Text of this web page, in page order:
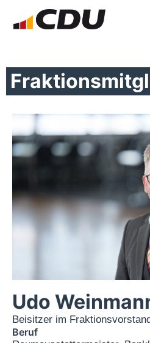
Udo
Beisitzer im
Beruf